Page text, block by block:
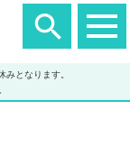
となります。